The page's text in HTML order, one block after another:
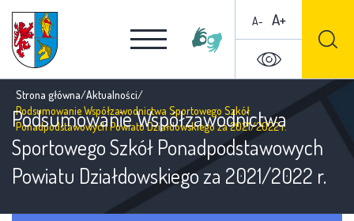
A- A+
Strona główna/Aktualności/
Podsumowanie Współzawodnictwa Sportowego Szkół
Ponadpodstawowych Powiatu Działdowskiego za 2021/2022 r.
Podsumowanie Współzawodnictwa
Sportowego Szkół Ponadpodstawowych
Powiatu Działdowskiego za 2021/2022 r.